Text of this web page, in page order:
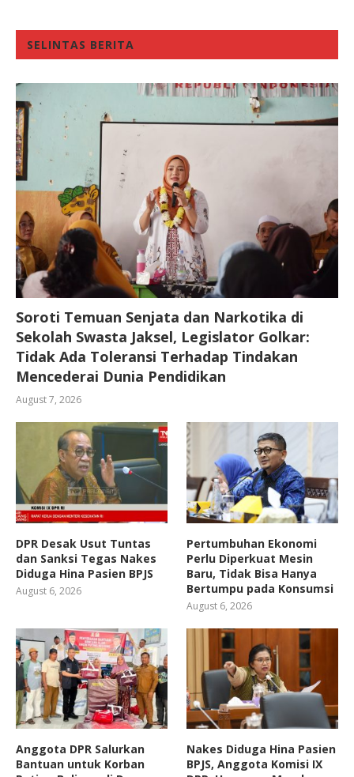
SELINTAS BERITA
Soroti Temuan Senjata dan Narkotika di
Sekolah Swasta Jaksel, Legislator Golkar:
Tidak Ada Toleransi Terhadap Tindakan
Mencederai Dunia Pendidikan
August 7, 2026
DPR Desak Usut Tuntas
dan Sanksi Tegas Nakes
Diduga Hina Pasien BPJS
August 6, 2026
Pertumbuhan Ekonomi
Perlu Diperkuat Mesin
Baru, Tidak Bisa Hanya
Bertumpu pada Konsumsi
August 6, 2026
Anggota DPR Salurkan
Bantuan untuk Korban
Nakes Diduga Hina Pasien
BPJS, Anggota Komisi IX